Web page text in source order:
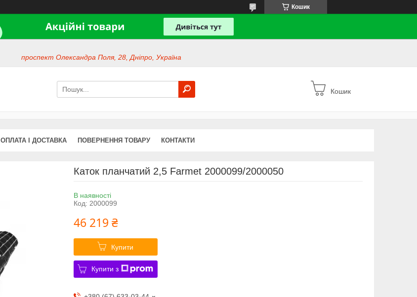
Кошик
проспект Олександра Поля, 28, Дніпро, Україна
Кошик
ОПЛАТА І ДОСТАВКА ПОВЕРНЕННЯ ТОВАРУ КОНТАКТИ
Каток планчатий 2,5 Farmet 2000099/2000050
В наявності
Код: 2000099
46 219 ₴
Купити
Купити з